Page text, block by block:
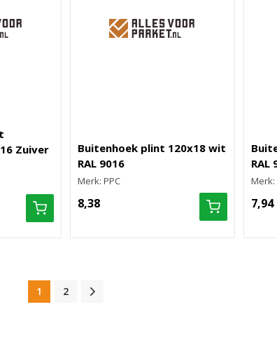
Zuiver
Buitenhoek plint 120x18 wit
RAL 9016
Merk: PPC
8,38
RAL
Merk:
7,94
1 2